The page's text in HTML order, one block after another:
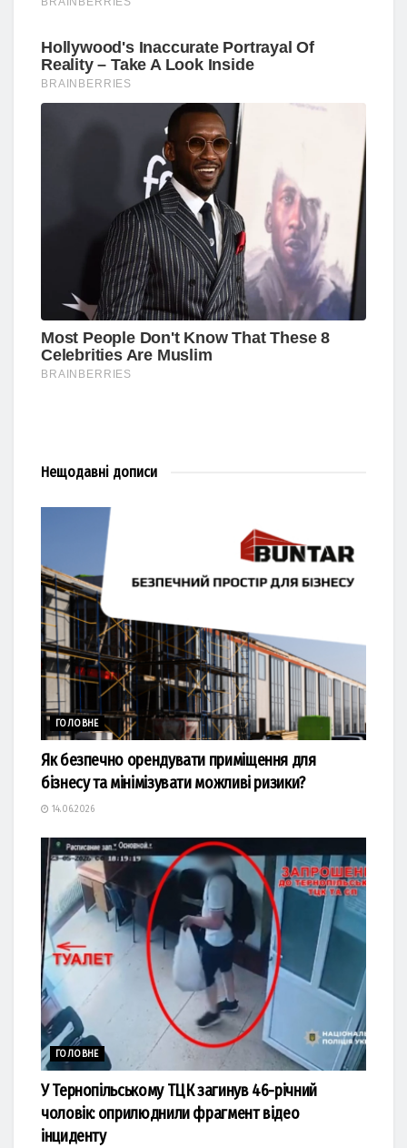
Нещодавні дописи
ГОЛОВНЕ
Як безпечно орендувати приміщення для
бізнесу та мінімізувати можливі ризики?
14.06.2026
ГОЛОВНЕ
У Тернопільському ТЦК загинув 46-річний
чоловік: оприлюднили фрагмент відео
інциденту